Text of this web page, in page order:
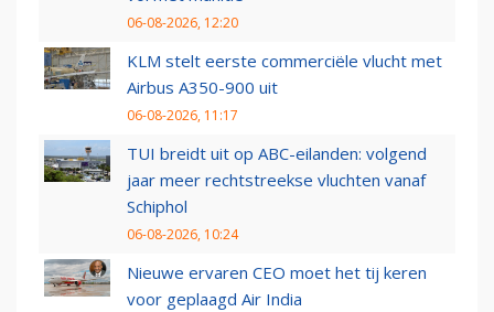
06-08-2026, 12:20
KLM stelt eerste commerciële vlucht met
Airbus A350-900 uit
06-08-2026, 11:17
TUI breidt uit op ABC-eilanden: volgend
jaar meer rechtstreekse vluchten vanaf
Schiphol
06-08-2026, 10:24
Nieuwe ervaren CEO moet het tij keren
voor geplaagd Air India